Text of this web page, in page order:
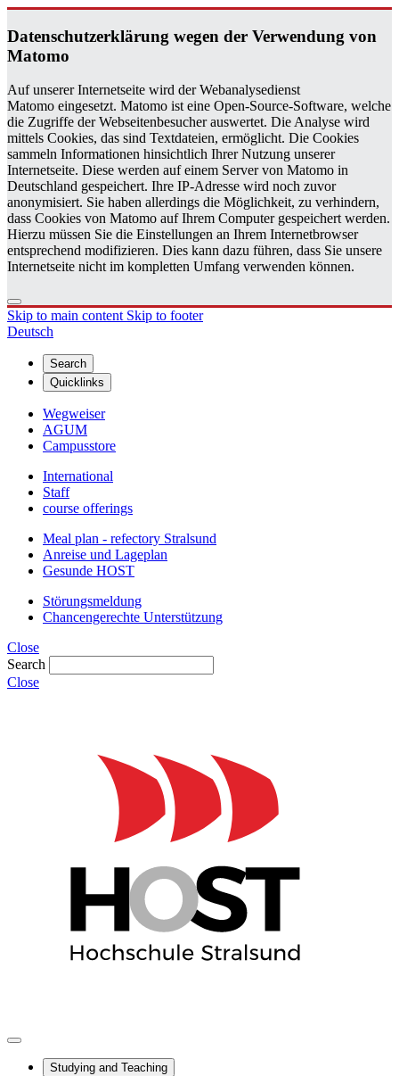
Daten­schutzerklärung wegen der Ver­wen­dung von
Matomo
Auf unserer Internetseite wird der Webanalysedienst
Matomo eingesetzt. Matomo ist eine Open-Source-Software, welche
die Zugriffe der Webseitenbesucher auswertet. Die Analyse wird
mittels Cookies, das sind Textdateien, ermöglicht. Die Cookies
sammeln Informationen hinsichtlich Ihrer Nutzung unserer
Internetseite. Diese werden auf einem Server von Matomo in
Deutschland gespeichert. Ihre IP-Adresse wird noch zuvor
anonymisiert. Sie haben allerdings die Möglichkeit, zu verhindern,
dass Cookies von Matomo auf Ihrem Computer gespeichert werden.
Hierzu müssen Sie die Einstellungen an Ihrem Internetbrowser
entsprechend modifizieren. Dies kann dazu führen, dass Sie unsere
Internetseite nicht im kompletten Umfang verwenden können.
Skip to main content Skip to footer
Deutsch
Search
Quicklinks
Wegweiser
AGUM
Campusstore
International
Staff
course offerings
Meal plan - refectory Stralsund
Anreise und Lageplan
Gesunde HOST
Störungsmeldung
Chancengerechte Unterstützung
Close
Search
Close
Studying and Teaching